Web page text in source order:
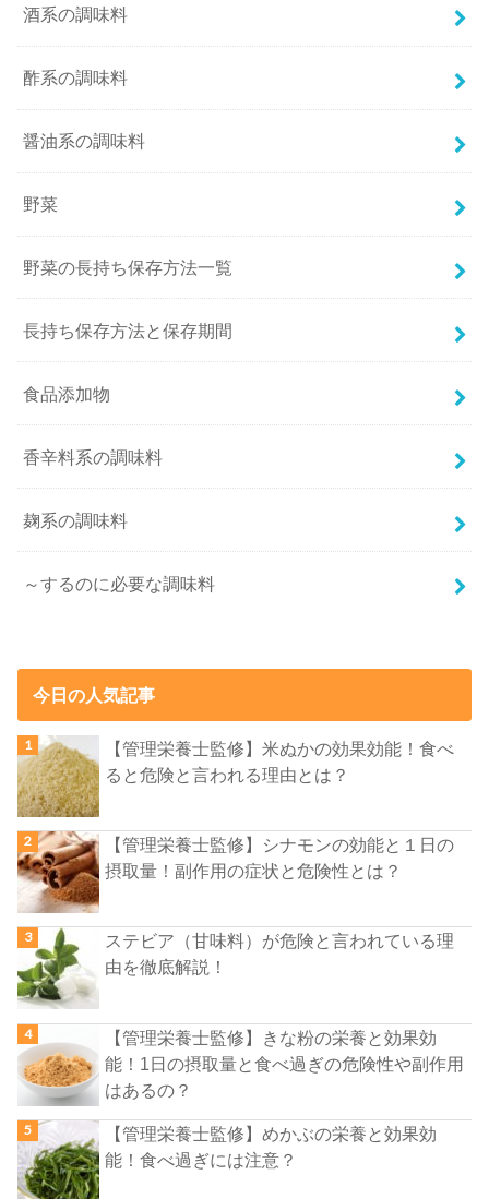
酒系の調味料
酢系の調味料
醤油系の調味料
野菜
野菜の長持ち保存方法一覧
長持ち保存方法と保存期間
食品添加物
香辛料系の調味料
麹系の調味料
～するのに必要な調味料
今日の人気記事
【管理栄養士監修】米ぬかの効果効能！食べ
ると危険と言われる理由とは？
【管理栄養士監修】シナモンの効能と１日の
摂取量！副作用の症状と危険性とは？
ステビア（甘味料）が危険と言われている理
由を徹底解説！
【管理栄養士監修】きな粉の栄養と効果効
能！1日の摂取量と食べ過ぎの危険性や副作用
はあるの？
【管理栄養士監修】めかぶの栄養と効果効
能！食べ過ぎには注意？